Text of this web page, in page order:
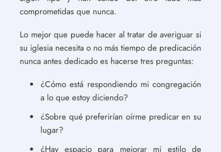
comprometidas que nunca.
Lo mejor que puede hacer al tratar de averiguar si
su iglesia necesita o no más tiempo de predicación
nunca antes dedicado es hacerse tres preguntas:
¿Cómo está respondiendo mi congregación
a lo que estoy diciendo?
¿Sobre qué preferirían oírme predicar en su
lugar?
¿Hay espacio para mejorar mi estilo de